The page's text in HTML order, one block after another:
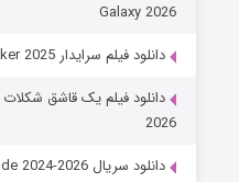
Galaxy 2026
دانلود فیلم سرایدار The Caretaker 2025
2026
دانلود سریال One Hundred Years of Solitude 2024-2026